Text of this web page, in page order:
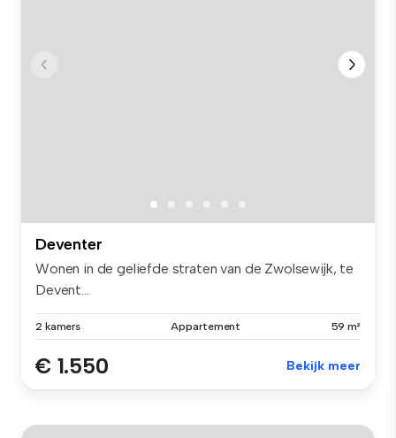
Deventer
Wonen in de geliefde straten van de Zwolsewijk, te
Devent...
2 kamers Appartement 59 m²
€ 1.550 Bekijk meer